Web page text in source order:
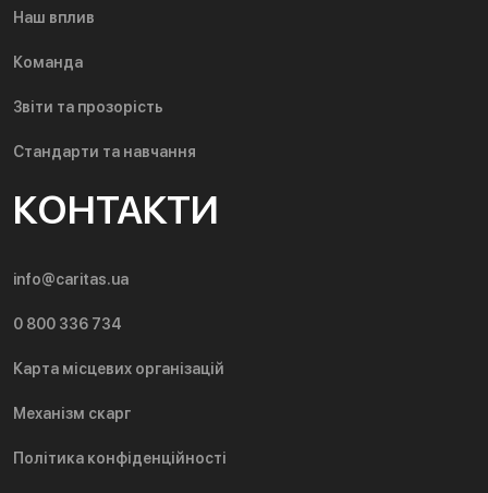
Наш вплив
Команда
Звіти та прозорість
Стандарти та навчання
КОНТАКТИ
info@caritas.ua
0 800 336 734
Карта місцевих організацій
Механізм скарг
Політика конфіденційності